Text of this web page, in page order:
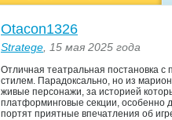
Otacon1326
Stratege , 15 мая 2025 года
Отличная театральная постановка
стилем. Парадоксально, но из
живые персонажи, за историей
платформинговые секции, особенно
портят приятные впечатления об